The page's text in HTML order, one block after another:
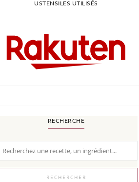
USTENSILES UTILISÉS
RECHERCHE
RECHERCHER